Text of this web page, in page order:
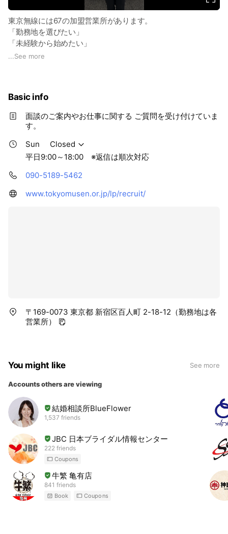
東京無線には67の加盟営業所があります。
「勤務地を選びたい」
「未経験から始めたい」
「女性も安心して働きたい」
...See more
Basic info
面談のご案内やお仕事に関する ご質問を受け付けていま
す。
Sun
Closed
平日9:00～18:00 ※返信は順次対応
090-5189-5462
www.tokyomusen.or.jp/lp/recruit/
〒169-0073 東京都 新宿区百人町 2-18-12（勤務地は各
営業所）
You might like See more
Accounts others are viewing
結婚相談所BlueFlower
1,537 friends
JBC 日本ブライダル情報センター
222 friends
Coupons
牛繁 亀有店
841 friends
Book Coupons